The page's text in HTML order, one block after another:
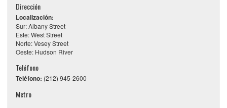
Dirección
Localización:
Sur: Albany Street
Este: West Street
Norte: Vesey Street
Oeste: Hudson River
Teléfono
Teléfono: (212) 945-2600
Metro